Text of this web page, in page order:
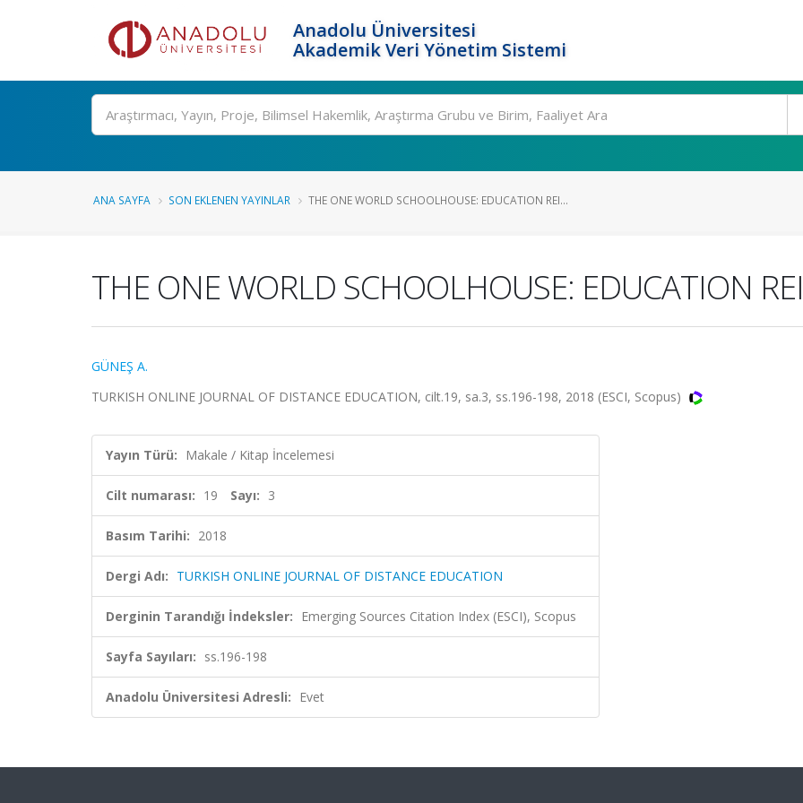
Anadolu Üniversitesi
Akademik Veri Yönetim Sistemi
Ara
ANA SAYFA SON EKLENEN YAYINLAR THE ONE WORLD SCHOOLHOUSE: EDUCATION REI...
THE ONE WORLD SCHOOLHOUSE: EDUCATION
GÜNEŞ A.
TURKISH ONLINE JOURNAL OF DISTANCE EDUCATION, cilt.19, sa.3, ss.196-198, 2018 (ESCI, Scopus)
Yayın Türü: Makale / Kitap İncelemesi
Cilt numarası: 19 Sayı: 3
Basım Tarihi: 2018
Dergi Adı: TURKISH ONLINE JOURNAL OF DISTANCE EDUCATION
Derginin Tarandığı İndeksler: Emerging Sources Citation Index (ESCI), Scopus
Sayfa Sayıları: ss.196-198
Anadolu Üniversitesi Adresli: Evet